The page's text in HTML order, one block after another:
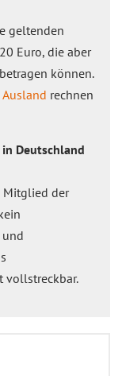
geltenden
Euro, die aber
können.
rechnen
Deutschland
Mitglied der
vollstreckbar.